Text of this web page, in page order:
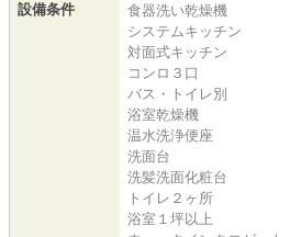
設備条件
食器洗い乾燥機
システムキッチン
対面式キッチン
コンロ３口
バス・トイレ別
浴室乾燥機
温水洗浄便座
洗面台
洗髪洗面化粧台
トイレ２ヶ所
浴室１坪以上